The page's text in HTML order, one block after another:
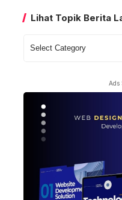
Lihat Topik Berita
Nirmeke
Ads